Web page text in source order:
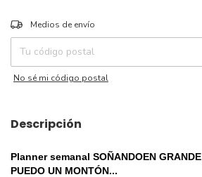
Entregas para el CP:
Medios de envío
No sé mi código postal
Descripción
Planner semanal SOÑANDOEN
PUEDO UN MONTÓN...